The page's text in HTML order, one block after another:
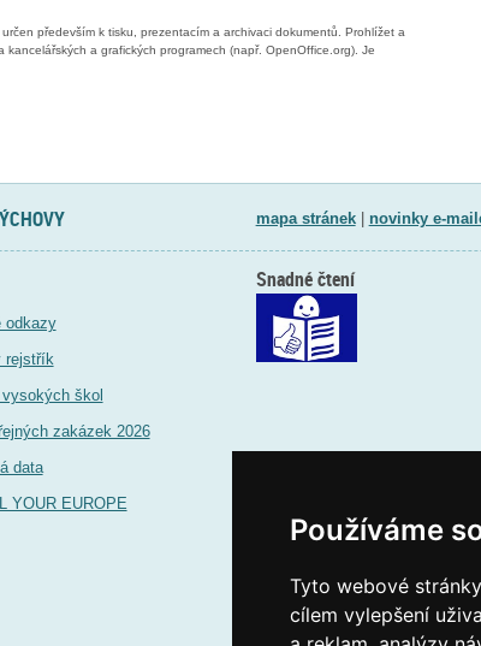
Používáme
Tyto webové
cílem vylepšení
především k tisku, prezentacím a archivaci dokumentů. Prohlížet a
kancelářských a grafických programech (např. OpenOffice.org). Je
mapa stránek| novinky e-
odkazy
rejstřík
vysokých škol
zakázek 2026
data
YOUR EUROPE
Snadné čtení